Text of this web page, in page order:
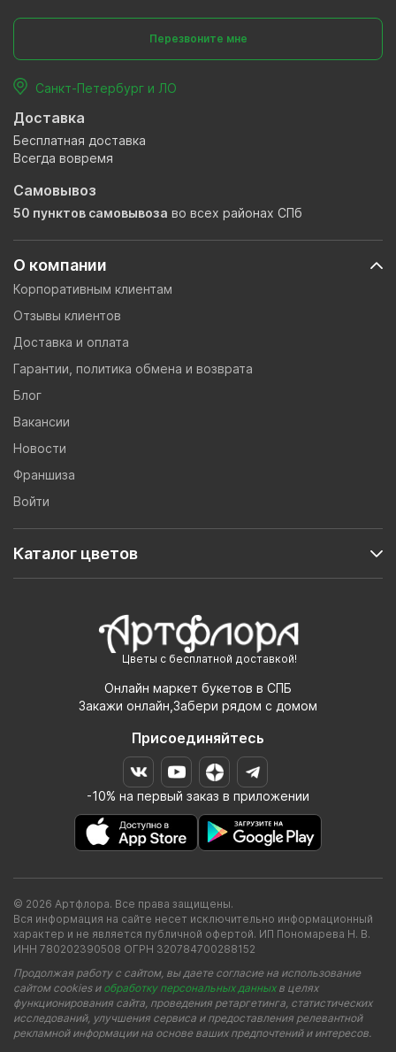
Цветы с бесплатной доставкой!
Онлайн маркет букетов в СПБ
Закажи онлайн,Забери рядом с домом
Присоединяйтесь
-10% на первый заказ в приложении
О компании
Корпоративным клиентам
Отзывы клиентов
Доставка и оплата
Гарантии, политика обмена и возврата
Блог
Вакансии
Новости
Франшиза
Войти
Каталог цветов
Перезвоните мне
Санкт-Петербург и ЛО
Доставка
Бесплатная доставка
Всегда вовремя
Самовывоз
50 пунктов самовывоза во всех районах СПб
© 2026 Артфлора. Все права защищены.
Вся информация на сайте несет исключительно информационный
характер и не является публичной офертой. ИП Пономарева Н. В.
ИНН 780202390508 ОГРН 320784700288152
Продолжая работу с сайтом, вы даете согласие на использование
сайтом cookies и обработку персональных данныхв целях
функционирования сайта, проведения ретаргетинга, статистических
исследований, улучшения сервиса и предоставления релевантной
рекламной информации на основе ваших предпочтений и интересов.